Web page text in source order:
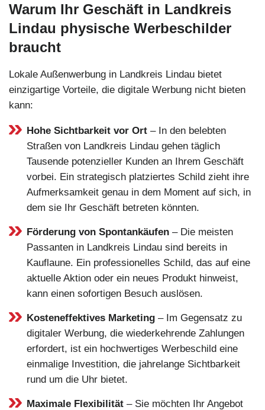
Warum Ihr Geschäft in Landkreis
Lindau physische Werbeschilder
braucht
Lokale Außenwerbung in Landkreis Lindau bietet
einzigartige Vorteile, die digitale Werbung nicht bieten
kann:
Hohe Sichtbarkeit vor Ort – In den belebten
Straßen von Landkreis Lindau gehen täglich
Tausende potenzieller Kunden an Ihrem Geschäft
vorbei. Ein strategisch platziertes Schild zieht ihre
Aufmerksamkeit genau in dem Moment auf sich, in
dem sie Ihr Geschäft betreten könnten.
Förderung von Spontankäufen – Die meisten
Passanten in Landkreis Lindau sind bereits in
Kauflaune. Ein professionelles Schild, das auf eine
aktuelle Aktion oder ein neues Produkt hinweist,
kann einen sofortigen Besuch auslösen.
Kosteneffektives Marketing – Im Gegensatz zu
digitaler Werbung, die wiederkehrende Zahlungen
erfordert, ist ein hochwertiges Werbeschild eine
einmalige Investition, die jahrelange Sichtbarkeit
rund um die Uhr bietet.
Maximale Flexibilität – Sie möchten Ihr Angebot